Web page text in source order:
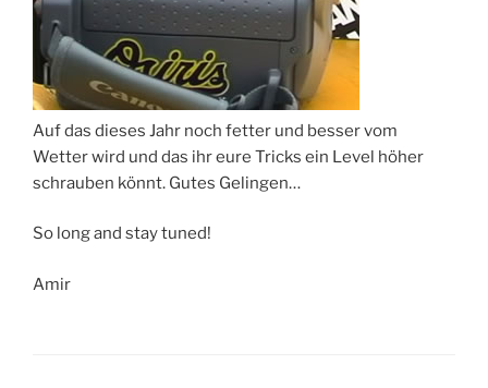
Auf das dieses Jahr noch fetter und besser vom
Wetter wird und das ihr eure Tricks ein Level höher
schrauben könnt. Gutes Gelingen…
So long and stay tuned!
Amir